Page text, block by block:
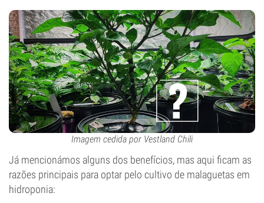
Imagem cedida por Vestland Chili
Já mencionámos alguns dos benefícios, mas aqui ficam as
razões principais para optar pelo cultivo de malaguetas em
hidroponia: